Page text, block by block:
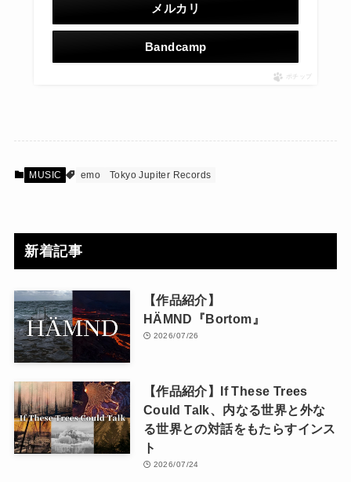
メルカリ
Bandcamp
ポチップ
MUSIC emo Tokyo Jupiter Records
新着記事
【作品紹介】
HÄMND『Bortom』
2026/07/26
【作品紹介】If These Trees
Could Talk、内なる世界と外な
る世界との対話をもたらすインス
ト
2026/07/24